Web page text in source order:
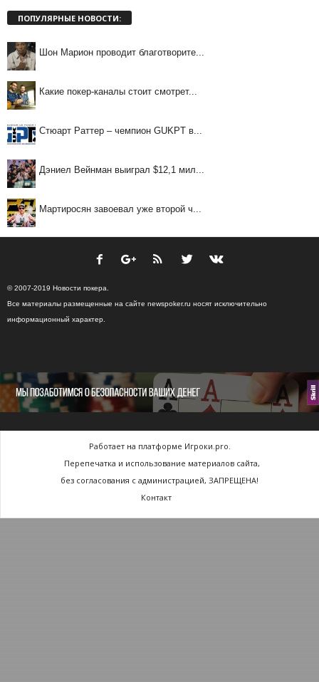
ПОПУЛЯРНЫЕ НОВОСТИ:
Шон Марион проводит благотворите...
Какие покер-каналы стоит смотрет...
Стюарт Раттер – чемпион GUKPT в...
Дэниел Вейнман выиграл $12,1 мил...
Мартиросян завоевал уже второй ч...
© 2007-2019 Новости покера.
Все материалы размещенные на сайте newspoker.ru носят исключительно
информационный характер.
Работает на платформе Игроки.pro.
Перепечатка и использование материалов сайта,
без согласования с администрацией, ЗАПРЕЩЕНА!
Контакт